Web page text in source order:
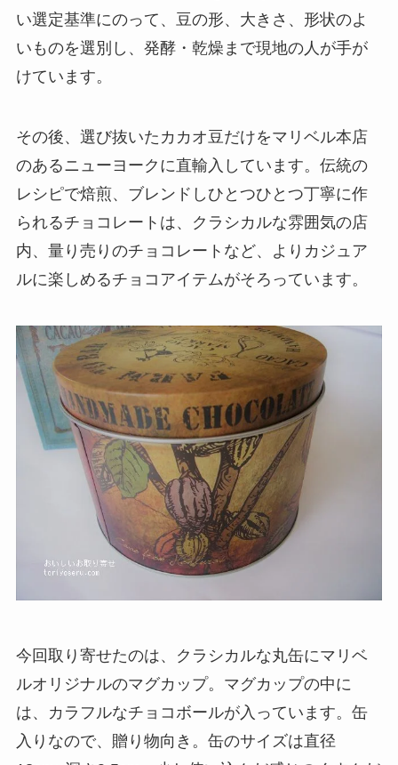
い選定基準にのって、豆の形、大きさ、形状のよ
いものを選別し、発酵・乾燥まで現地の人が手が
けています。
その後、選び抜いたカカオ豆だけをマリベル本店
のあるニューヨークに直輸入しています。伝統の
レシピで焙煎、ブレンドしひとつひとつ丁寧に作
られるチョコレートは、クラシカルな雰囲気の店
内、量り売りのチョコレートなど、よりカジュア
ルに楽しめるチョコアイテムがそろっています。
今回取り寄せたのは、クラシカルな丸缶にマリベ
ルオリジナルのマグカップ。マグカップの中に
は、カラフルなチョコボールが入っています。缶
入りなので、贈り物向き。缶のサイズは直径